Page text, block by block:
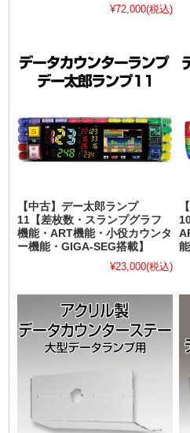
¥72,000(税込)
【中古】デー太郎ランプ
11【差枚数・スランプグラフ
機能・ART機能・小役カウンタ
ー機能・GIGA-SEG搭載】
¥23,000(税込)